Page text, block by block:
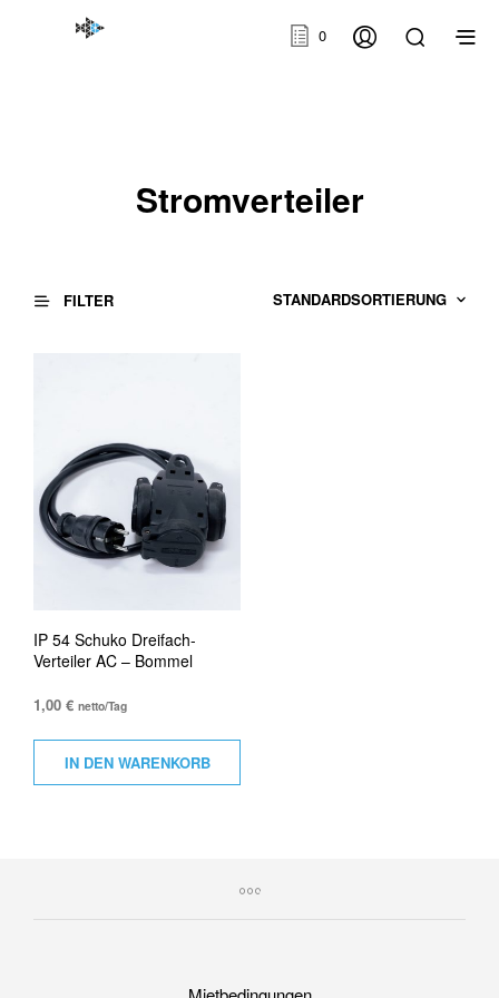
0
Stromverteiler
FILTER
IP 54 Schuko Dreifach-
Verteiler AC – Bommel
1,00 € netto/Tag
IN DEN WARENKORB